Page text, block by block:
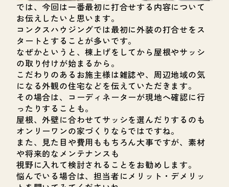
では、今回は一番最初に打合せする内容について
お伝えしたいと思います。
コンクスハウジングでは最初に外装の打合せをス
タートとすることが多いです。
なぜかというと、棟上げをしてから屋根やサッシ
の取り付けが始まるから。
こだわりのあるお施主様は雑誌や、周辺地域の気
になる外観の住宅などを伝えていただきます。
その場合は、コーディネーターが現地へ確認に行
ったりすることも。
屋根、外壁に合わせてサッシを選んだりするのも
オンリーワンの家づくりならではですね。
また、見た目や費用ももちろん大事ですが、素材
や将来的なメンテナンスも
視野に入れて検討されることをお勧めします。
悩んでいる場合は、担当者にメリット・デメリッ